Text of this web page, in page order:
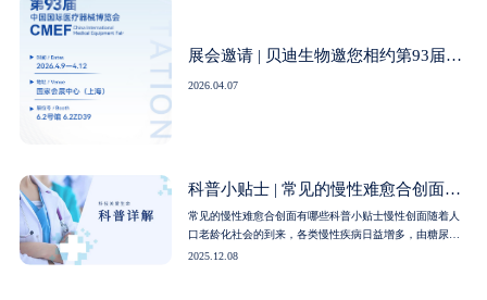
展会邀请 | 贝迪生物邀您相约第93届
CMEF，共赴行业盛会！
2026.04.07
科普小贴士 | 常见的慢性难愈合创面有
哪些
常见的慢性难愈合创面有哪些科普小贴士慢性创面随着人
口老龄化社会的到来，各类慢性疾病日益增多，由糖尿
病、代谢性疾病、老年疾病和肿瘤等病因导致的慢性难愈
2025.12.08